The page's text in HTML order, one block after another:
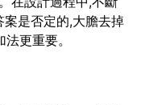
案是否定的,大膽去掉
更重要。